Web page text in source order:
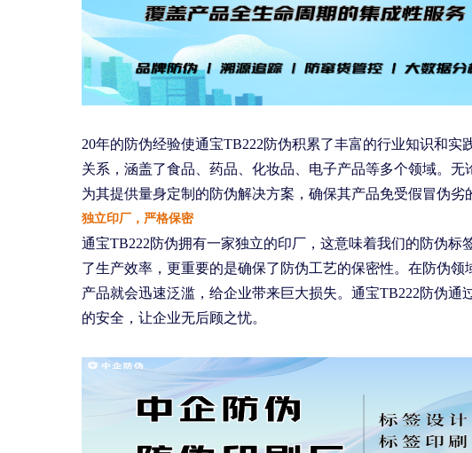
20年的防伪经验使通宝TB222防伪积累了丰富的行业知识和
关系，涵盖了食品、药品、化妆品、电子产品等多个领域。
为其提供量身定制的防伪解决方案，确保其产品免受假冒伪劣
独立印厂，严格保密
通宝TB222防伪拥有一家独立的印厂，这意味着我们的防伪
了生产效率，更重要的是确保了防伪工艺的保密性。在防伪
产品就会迅速泛滥，给企业带来巨大损失。通宝TB222防伪
的安全，让企业无后顾之忧。